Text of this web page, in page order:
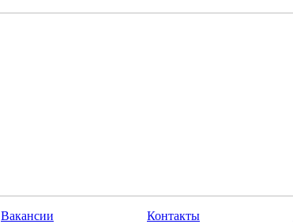
Вакансии Контакты